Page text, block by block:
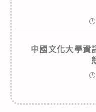
中國文化大學資